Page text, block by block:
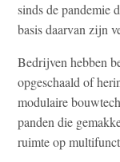
sinds de pandemie
basis daarvan zijn
Bedrijven hebben
opgeschaald of
modulaire
panden die
ruimte op